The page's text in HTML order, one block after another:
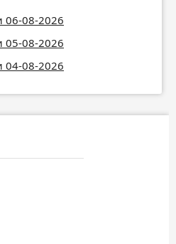
06-08-2026
05-08-2026
04-08-2026